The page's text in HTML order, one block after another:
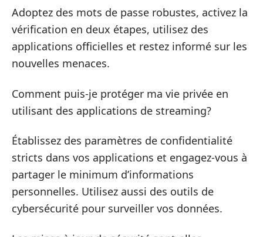
Adoptez des mots de passe robustes, activez la
vérification en deux étapes, utilisez des
applications officielles et restez informé sur les
nouvelles menaces.
Comment puis-je protéger ma vie privée en
utilisant des applications de streaming?
Établissez des paramètres de confidentialité
stricts dans vos applications et engagez-vous à
partager le minimum d’informations
personnelles. Utilisez aussi des outils de
cybersécurité pour surveiller vos données.